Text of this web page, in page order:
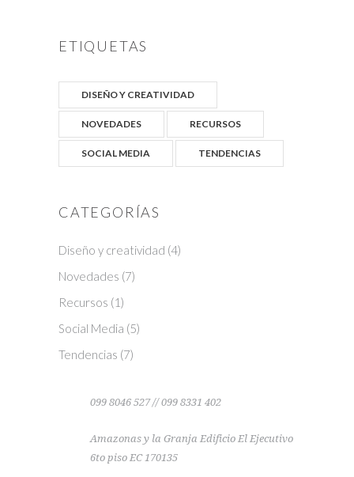
ETIQUETAS
DISEÑO Y CREATIVIDAD
NOVEDADES RECURSOS
SOCIAL MEDIA TENDENCIAS
CATEGORÍAS
Diseño y creatividad (4)
Novedades (7)
Recursos (1)
Social Media (5)
Tendencias (7)
099 8046 527 // 099 8331 402
Amazonas y la Granja Edificio El Ejecutivo
6to piso EC 170135